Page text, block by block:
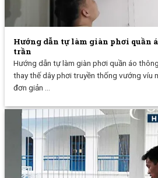
Hướng dẫn tự làm giàn phơi quần
trần
Hướng dẫn tự làm giàn phơi quần áo
thay thế dây phơi truyền thống vướng víu
đơn giản ...